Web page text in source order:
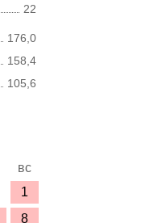
22
176,0
158,4
105,6
вс
1
8